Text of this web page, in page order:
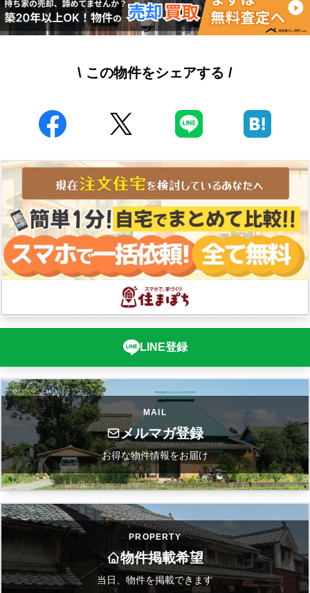
\ この物件をシェアする /
LINE登録
MAIL
メルマガ登録
お得な物件情報をお届け
PROPERTY
物件掲載希望
当日、物件を掲載できます